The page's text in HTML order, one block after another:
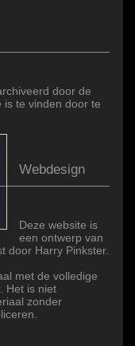
door de
is te vinden door te
Webdesign
Deze website is
een ontwerp van
door Harry Pinkster.
met de volledige
Het is niet
zonder